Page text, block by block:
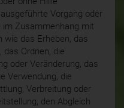
Vorgang oder
im Zusammenhang mit
wie das Erheben, das
das Ordnen, die
oder Veränderung, das
Verwendung, die
Verbreitung oder
den Abgleich